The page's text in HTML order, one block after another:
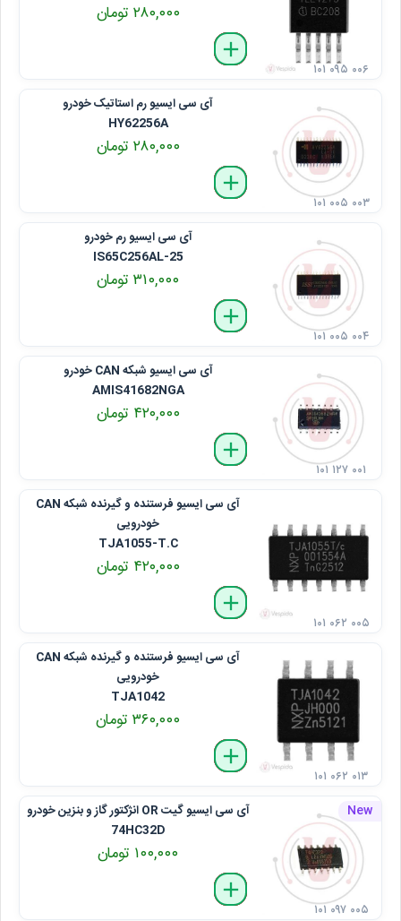
۲۸۰,۰۰۰ تومان
delete
remove
add
۱۰۱ ۰۹۵ ۰۰۶
آی سی ایسیو رم استاتیک خودرو
HY62256A
۲۸۰,۰۰۰ تومان
delete
remove
add
۱۰۱ ۰۰۵ ۰۰۳
آی سی ایسیو رم خودرو
IS65C256AL-25
۳۱۰,۰۰۰ تومان
delete
remove
add
۱۰۱ ۰۰۵ ۰۰۴
آی سی ایسیو شبکه CAN خودرو
AMIS41682NGA
۴۲۰,۰۰۰ تومان
delete
remove
add
۱۰۱ ۱۲۷ ۰۰۱
آی سی ایسیو فرستنده و گیرنده شبکه CAN
خودرویی
TJA1055-T.C
۴۲۰,۰۰۰ تومان
delete
remove
add
۱۰۱ ۰۶۲ ۰۰۵
آی سی ایسیو فرستنده و گیرنده شبکه CAN
خودرویی
TJA1042
۳۶۰,۰۰۰ تومان
delete
remove
add
۱۰۱ ۰۶۲ ۰۱۳
آی سی ایسیو گیت OR انژکتور گاز و بنزین خودرو
74HC32D
۱۰۰,۰۰۰ تومان
delete
remove
add
۱۰۱ ۰۹۷ ۰۰۵